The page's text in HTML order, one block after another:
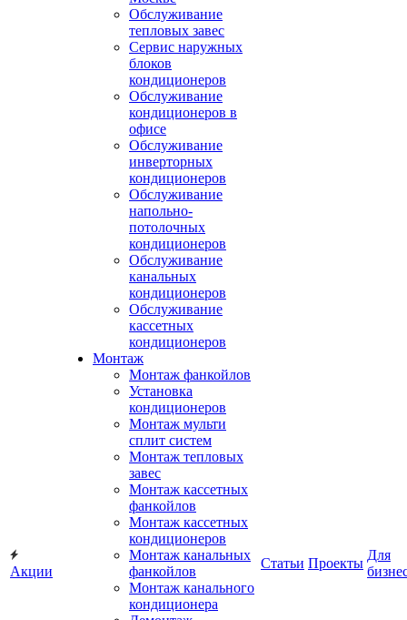
Акции
Обслуживание
тепловых завес
Сервис наружных
блоков
кондиционеров
Обслуживание
кондиционеров в
офисе
Обслуживание
инверторных
кондиционеров
Обслуживание
напольно-
потолочных
кондиционеров
Обслуживание
канальных
кондиционеров
Обслуживание
кассетных
кондиционеров
Монтаж
Монтаж фанкойлов
Установка
кондиционеров
Монтаж мульти
сплит систем
Монтаж тепловых
завес
Монтаж кассетных
фанкойлов
Монтаж кассетных
кондиционеров
Монтаж канальных
фанкойлов
Монтаж канального
кондиционера
Статьи Проекты
Для